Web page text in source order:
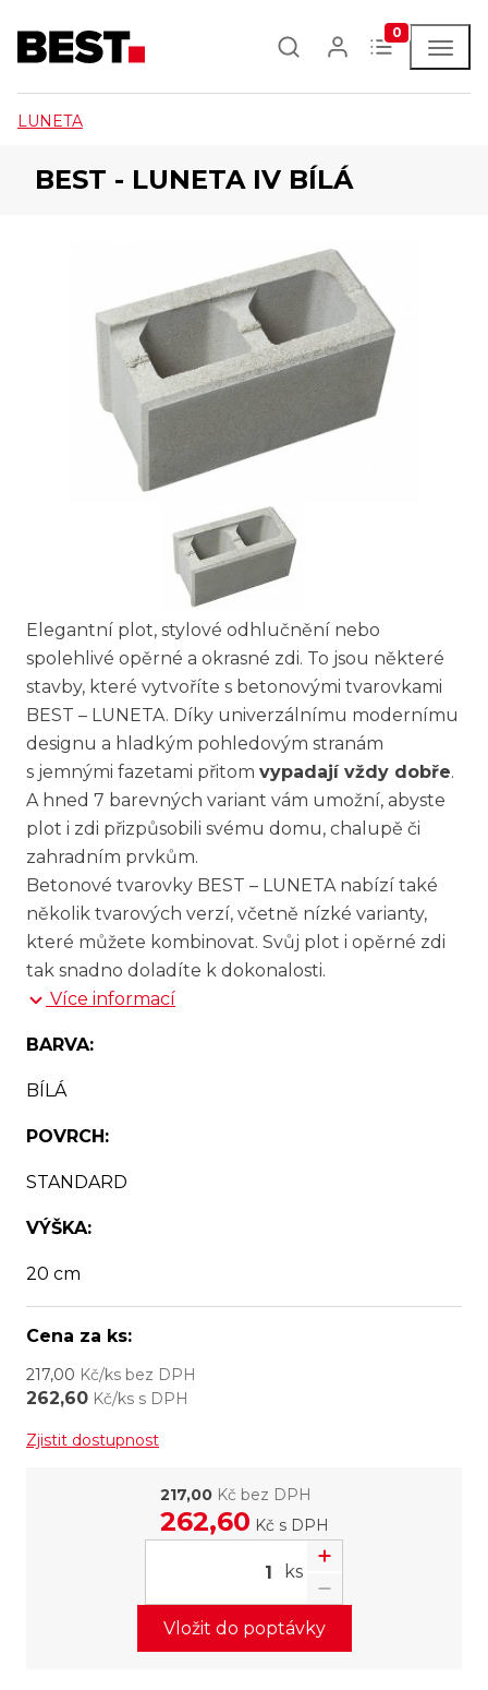
0
LUNETA
BEST - LUNETA IV BÍLÁ
Elegantní plot, stylové odhlučnění nebo
spolehlivé opěrné a okrasné zdi. To jsou některé
stavby, které vytvoříte s betonovými tvarovkami
BEST – LUNETA. Díky univerzálnímu modernímu
designu a hladkým pohledovým stranám
s jemnými fazetami přitom vypadají vždy dobře.
A hned 7 barevných variant vám umožní, abyste
plot i zdi přizpůsobili svému domu, chalupě či
zahradním prvkům.
Betonové tvarovky BEST – LUNETA nabízí také
několik tvarových verzí, včetně nízké varianty,
které můžete kombinovat. Svůj plot i opěrné zdi
tak snadno doladíte k dokonalosti.
Více informací
BARVA:
BÍLÁ
POVRCH:
STANDARD
VÝŠKA:
20 cm
Cena za ks:
217,00 Kč/ks bez DPH
262,60 Kč/ks s DPH
Zjistit dostupnost
217,00Kč bez DPH
262,60 Kč s DPH
ks
Vložit do poptávky